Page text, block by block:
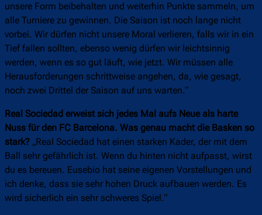
unsere Form beibehalten und weiterhin Punkte sammeln, um
alle Turniere zu gewinnen. Die Saison ist noch lange nicht
vorbei. Wir dürfen nicht unsere Moral verlieren, falls wir in ein
Tief fallen sollten, ebenso wenig dürfen wir leichtsinnig
werden, wenn es so gut läuft, wie jetzt. Wir müssen alle
Herausforderungen schrittweise angehen, da, wie gesagt,
noch zwei Drittel der Saison auf uns warten.“
Real Sociedad erweist sich jedes Mal aufs Neue als harte
Nuss für den FC Barcelona. Was genau macht die Basken so
stark? „Real Sociedad hat einen starken Kader, der mit dem
Ball sehr gefährlich ist. Wenn du hinten nicht aufpasst, wirst
du es bereuen. Eusebio hat seine eigenen Vorstellungen und
ich denke, dass sie sehr hohen Druck aufbauen werden. Es
wird sicherlich ein sehr schweres Spiel.“